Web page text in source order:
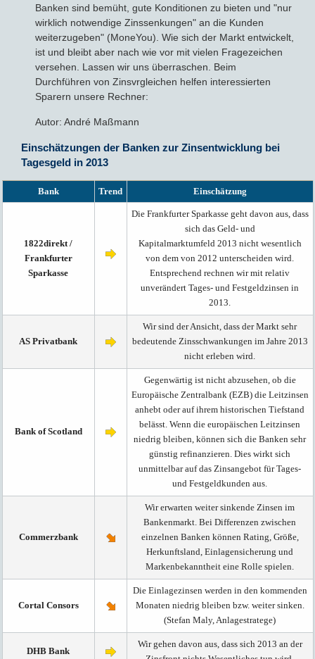
Banken sind bemüht, gute Konditionen zu bieten und "nur
wirklich notwendige Zinssenkungen" an die Kunden
weiterzugeben" (MoneYou). Wie sich der Markt entwickelt,
ist und bleibt aber nach wie vor mit vielen Fragezeichen
versehen. Lassen wir uns überraschen. Beim
Durchführen von Zinsvrgleichen helfen interessierten
Sparern unsere Rechner:
Autor: André Maßmann
Einschätzungen der Banken zur Zinsentwicklung bei
Tagesgeld in 2013
Bank Trend Einschätzung
1822direkt /
Frankfurter
Sparkasse
Die Frankfurter Sparkasse geht davon aus, dass
sich das Geld- und
Kapitalmarktumfeld 2013 nicht wesentlich
von dem von 2012 unterscheiden wird.
Entsprechend rechnen wir mit relativ
unverändert Tages- und Festgeldzinsen in
2013.
AS Privatbank
Wir sind der Ansicht, dass der Markt sehr
bedeutende Zinsschwankungen im Jahre 2013
nicht erleben wird.
Bank of Scotland
Gegenwärtig ist nicht abzusehen, ob die
Europäische Zentralbank (EZB) die Leitzinsen
anhebt oder auf ihrem historischen Tiefstand
belässt. Wenn die europäischen Leitzinsen
niedrig bleiben, können sich die Banken sehr
günstig refinanzieren. Dies wirkt sich
unmittelbar auf das Zinsangebot für Tages-
und Festgeldkunden aus.
Commerzbank
Wir erwarten weiter sinkende Zinsen im
Bankenmarkt. Bei Differenzen zwischen
einzelnen Banken können Rating, Größe,
Herkunftsland, Einlagensicherung und
Markenbekanntheit eine Rolle spielen.
Cortal Consors
Die Einlagezinsen werden in den kommenden
Monaten niedrig bleiben bzw. weiter sinken.
(Stefan Maly, Anlagestratege)
DHB Bank
Wir gehen davon aus, dass sich 2013 an der